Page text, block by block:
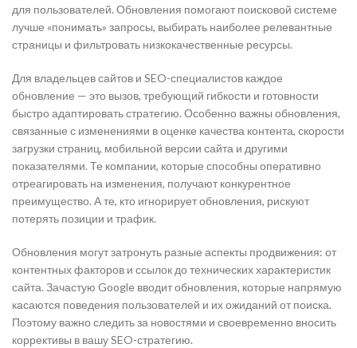
для пользователей. Обновления помогают поисковой системе
лучше «понимать» запросы, выбирать наиболее релевантные
страницы и фильтровать низкокачественные ресурсы.
Для владельцев сайтов и SEO-специалистов каждое
обновление — это вызов, требующий гибкости и готовности
быстро адаптировать стратегию. Особенно важны обновления,
связанные с изменениями в оценке качества контента, скорости
загрузки страниц, мобильной версии сайта и другими
показателями. Те компании, которые способны оперативно
отреагировать на изменения, получают конкурентное
преимущество. А те, кто игнорирует обновления, рискуют
потерять позиции и трафик.
Обновления могут затронуть разные аспекты продвижения: от
контентных факторов и ссылок до технических характеристик
сайта. Зачастую Google вводит обновления, которые напрямую
касаются поведения пользователей и их ожиданий от поиска.
Поэтому важно следить за новостями и своевременно вносить
коррективы в вашу SEO-стратегию.